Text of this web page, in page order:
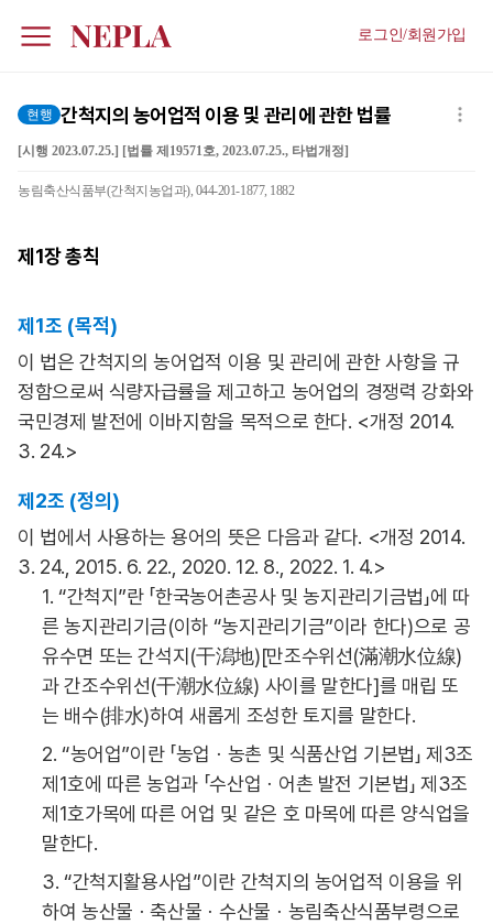
로그인/회원가입
현행 간척지의 농어업적 이용 및 관리에 관한 법률
[시행 2023.07.25.] [법률 제19571호, 2023.07.25., 타법개정]
농림축산식품부(간척지농업과), 044-201-1877, 1882
제1장총칙
제1조 (목적)
이 법은 간척지의 농어업적 이용 및 관리에 관한 사항을 규
정함으로써 식량자급률을 제고하고 농어업의 경쟁력 강화와
국민경제 발전에 이바지함을 목적으로 한다. <개정 2014.
3. 24.>
제2조 (정의)
이 법에서 사용하는 용어의 뜻은 다음과 같다. <개정 2014.
3. 24., 2015. 6. 22., 2020. 12. 8., 2022. 1. 4.>
1. “간척지”란 「한국농어촌공사 및 농지관리기금법」에 따
른 농지관리기금(이하 “농지관리기금”이라 한다)으로 공
유수면 또는 간석지(干潟地)[만조수위선(滿潮水位線)
과 간조수위선(干潮水位線) 사이를 말한다]를 매립 또
는 배수(排水)하여 새롭게 조성한 토지를 말한다.
2. “농어업”이란 「농업ㆍ농촌 및 식품산업 기본법」 제3조
제1호에 따른 농업과 「수산업ㆍ어촌 발전 기본법」 제3조
제1호가목에 따른 어업 및 같은 호 마목에 따른 양식업을
말한다.
3. “간척지활용사업”이란 간척지의 농어업적 이용을 위
하여 농산물ㆍ축산물ㆍ수산물ㆍ농림축산식품부령으로